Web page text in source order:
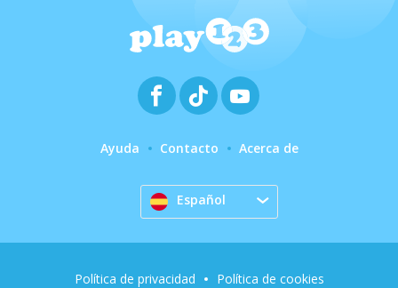
Ayuda Contacto Acerca de
Español
Política de privacidad Política de cookies